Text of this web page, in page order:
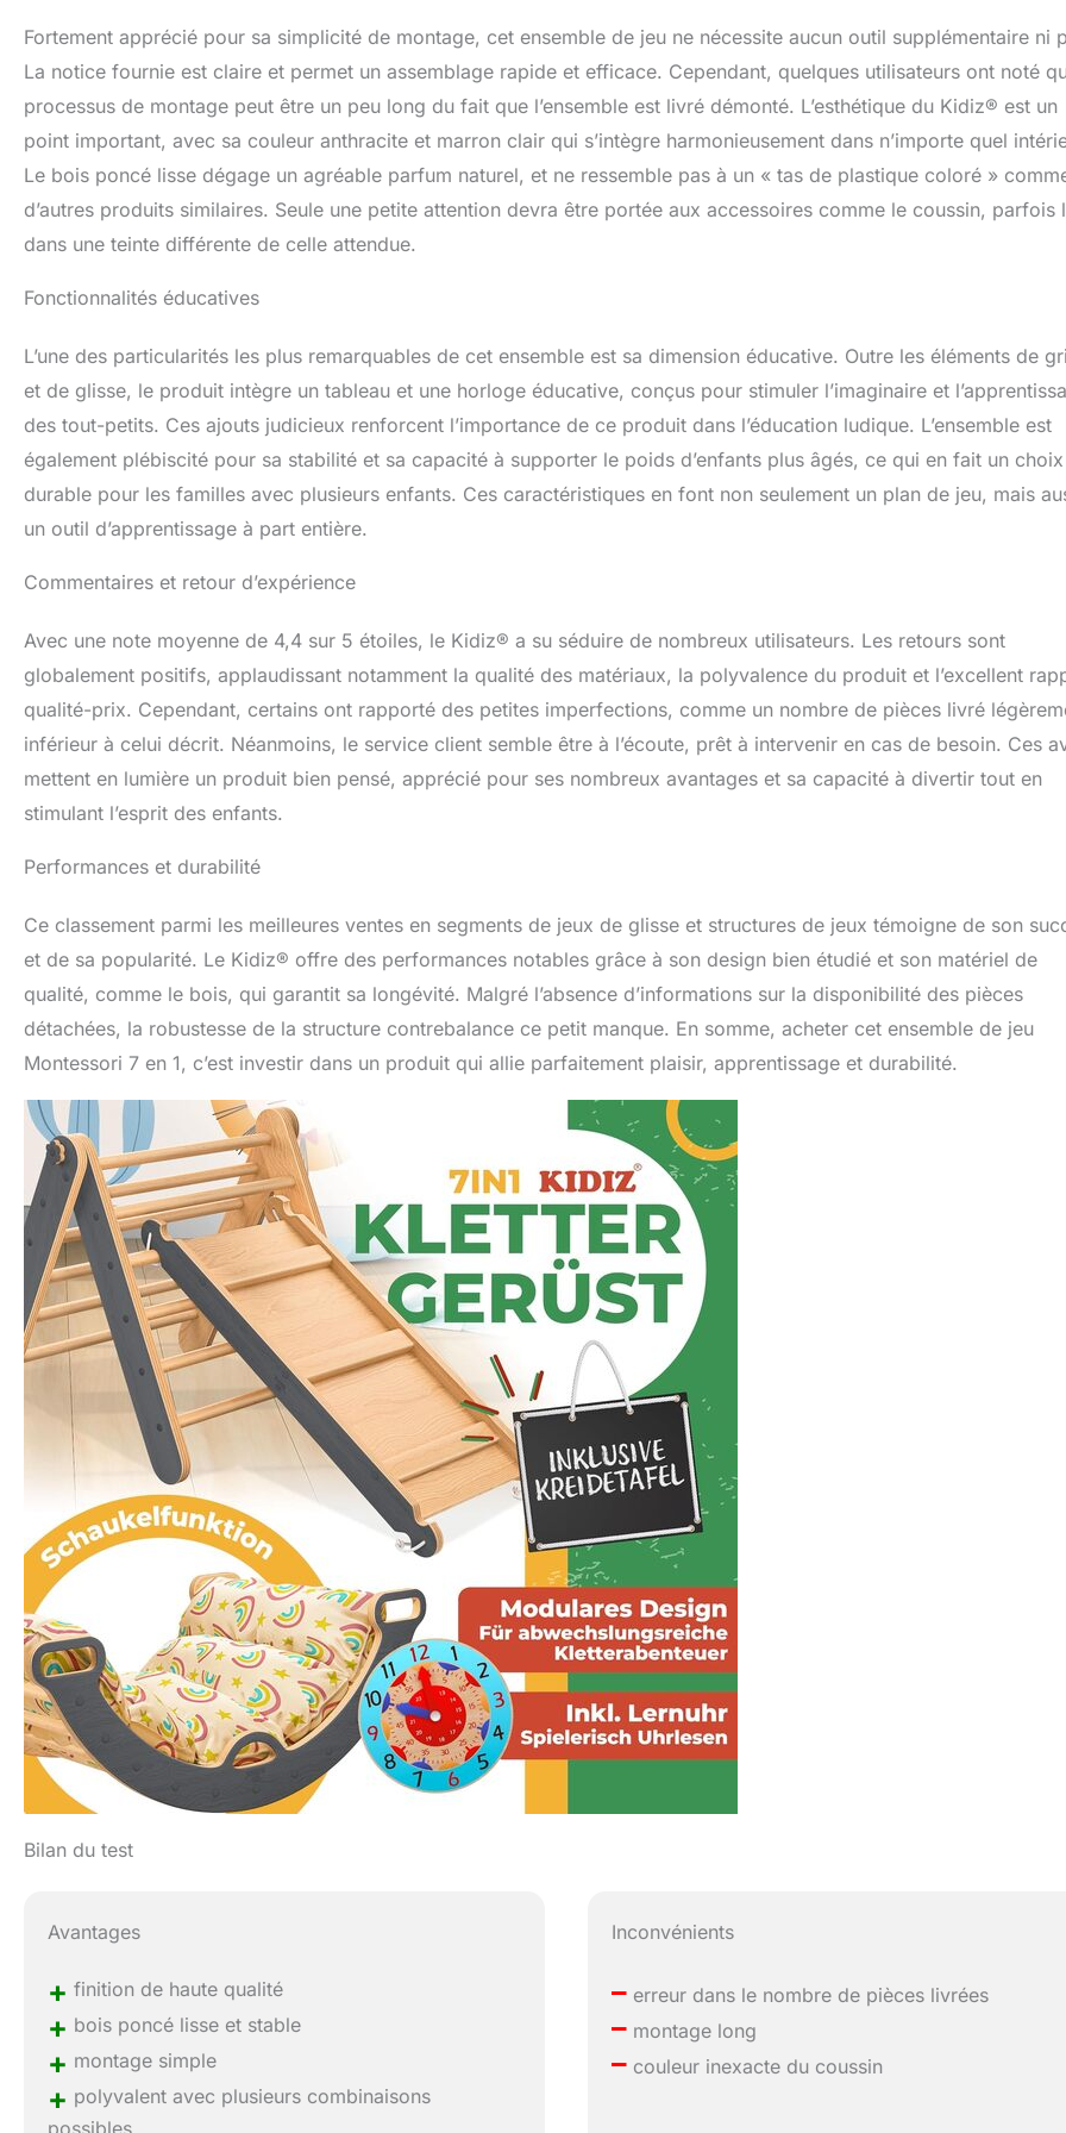
environnement domestique.
Fortement apprécié pour sa simplicité de montage, cet ensemble de jeu ne nécessite aucun outil supplémentaire ni
La notice fournie est claire et permet un assemblage rapide et efficace. Cependant, quelques utilisateurs ont noté
processus de montage peut être un peu long du fait que l’ensemble est livré démonté. L’esthétique du Kidiz® est un
point important, avec sa couleur anthracite et marron clair qui s’intègre harmonieusement dans n’importe quel
Le bois poncé lisse dégage un agréable parfum naturel, et ne ressemble pas à un « tas de plastique coloré »
d’autres produits similaires. Seule une petite attention devra être portée aux accessoires comme le coussin, parfois
dans une teinte différente de celle attendue.
Fonctionnalités éducatives
L’une des particularités les plus remarquables de cet ensemble est sa dimension éducative. Outre les éléments de
et de glisse, le produit intègre un tableau et une horloge éducative, conçus pour stimuler l’imaginaire et
des tout-petits. Ces ajouts judicieux renforcent l’importance de ce produit dans l’éducation ludique. L’ensemble est
également plébiscité pour sa stabilité et sa capacité à supporter le poids d’enfants plus âgés, ce qui en fait un choix
durable pour les familles avec plusieurs enfants. Ces caractéristiques en font non seulement un plan de jeu, mais
un outil d’apprentissage à part entière.
Commentaires et retour d’expérience
Avec une note moyenne de 4,4 sur 5 étoiles, le Kidiz® a su séduire de nombreux utilisateurs. Les retours sont
globalement positifs, applaudissant notamment la qualité des matériaux, la polyvalence du produit et l’excellent
qualité-prix. Cependant, certains ont rapporté des petites imperfections, comme un nombre de pièces livré
inférieur à celui décrit. Néanmoins, le service client semble être à l’écoute, prêt à intervenir en cas de besoin. Ces
mettent en lumière un produit bien pensé, apprécié pour ses nombreux avantages et sa capacité à divertir tout en
stimulant l’esprit des enfants.
Performances et durabilité
Ce classement parmi les meilleures ventes en segments de jeux de glisse et structures de jeux témoigne de son
et de sa popularité. Le Kidiz® offre des performances notables grâce à son design bien étudié et son matériel de
qualité, comme le bois, qui garantit sa longévité. Malgré l’absence d’informations sur la disponibilité des pièces
détachées, la robustesse de la structure contrebalance ce petit manque. En somme, acheter cet ensemble de jeu
Montessori 7 en 1, c’est investir dans un produit qui allie parfaitement plaisir, apprentissage et durabilité.
Bilan du test
Avantages
+ finition de haute qualité
+ bois poncé lisse et stable
+ montage simple
+ polyvalent avec plusieurs combinaisons
Inconvénients
– erreur dans le nombre de pièces livrées
– montage long
– couleur inexacte du coussin